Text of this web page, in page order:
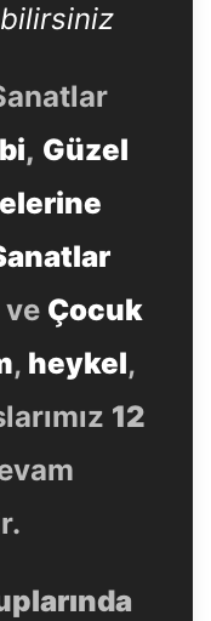
, Güzel
ve Çocuk
, heykel,
12